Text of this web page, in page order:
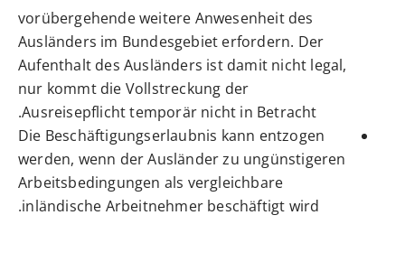
vorübergehende weitere Anwesenheit des
Ausländers im Bundesgebiet erfordern. Der
Aufenthalt des Ausländers ist damit nicht legal,
nur kommt die Vollstreckung der
Ausreisepflicht temporär nicht in Betracht.
Die Beschäftigungserlaubnis kann entzogen
werden, wenn der Ausländer zu ungünstigeren
Arbeitsbedingungen als vergleichbare
inländische Arbeitnehmer beschäftigt wird.